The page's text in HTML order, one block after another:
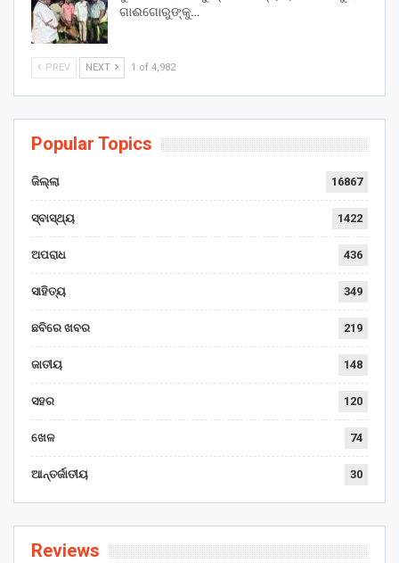
ଗାଈଗୋରୁଙ୍କୁ…
PREV NEXT 1 of 4,982
Popular Topics
ଜିଲ୍ଲା 16867
ସ୍ବାସ୍ଥ୍ୟ 1422
ଅପରାଧ 436
ସାହିତ୍ୟ 349
ଛବିରେ ଖବର 219
ଜାତୀୟ 148
ସହର 120
ଖେଳ 74
ଆନ୍ତର୍ଜାତୀୟ 30
Reviews